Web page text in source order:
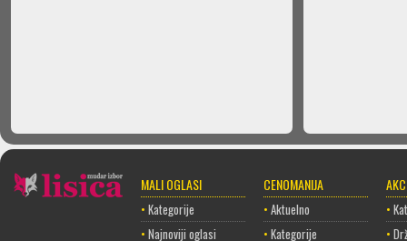
MALI OGLASI
• Kategorije
• Najnoviji oglasi
CENOMANIJA
• Aktuelno
• Kategorije
•
•